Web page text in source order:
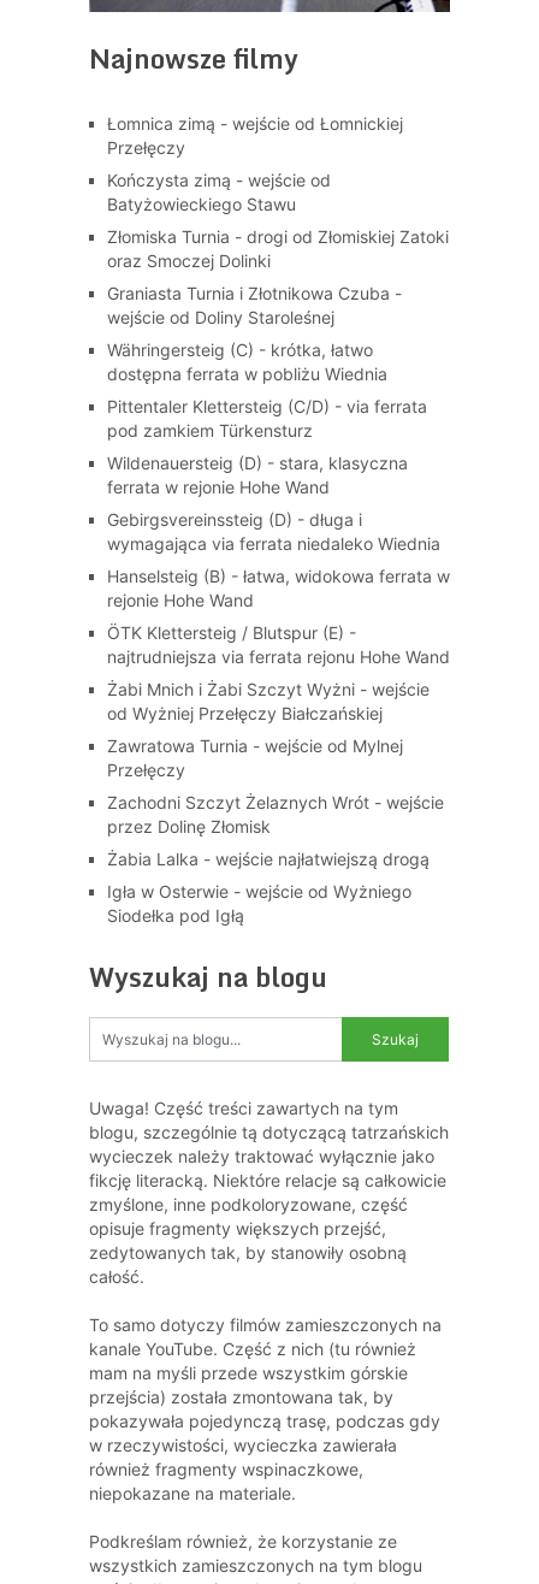
Najnowsze filmy
Łomnica zimą - wejście od Łomnickiej
Przełęczy
Kończysta zimą - wejście od
Batyżowieckiego Stawu
Złomiska Turnia - drogi od Złomiskiej Zatoki
oraz Smoczej Dolinki
Graniasta Turnia i Złotnikowa Czuba -
wejście od Doliny Staroleśnej
Währingersteig (C) - krótka, łatwo
dostępna ferrata w pobliżu Wiednia
Pittentaler Klettersteig (C/D) - via ferrata
pod zamkiem Türkensturz
Wildenauersteig (D) - stara, klasyczna
ferrata w rejonie Hohe Wand
Gebirgsvereinssteig (D) - długa i
wymagająca via ferrata niedaleko Wiednia
Hanselsteig (B) - łatwa, widokowa ferrata w
rejonie Hohe Wand
ÖTK Klettersteig / Blutspur (E) -
najtrudniejsza via ferrata rejonu Hohe Wand
Żabi Mnich i Żabi Szczyt Wyżni - wejście
od Wyżniej Przełęczy Białczańskiej
Zawratowa Turnia - wejście od Mylnej
Przełęczy
Zachodni Szczyt Żelaznych Wrót - wejście
przez Dolinę Złomisk
Żabia Lalka - wejście najłatwiejszą drogą
Igła w Osterwie - wejście od Wyżniego
Siodełka pod Igłą
Wyszukaj na blogu
Uwaga! Część treści zawartych na tym
blogu, szczególnie tą dotyczącą tatrzańskich
wycieczek należy traktować wyłącznie jako
fikcję literacką. Niektóre relacje są całkowicie
zmyślone, inne podkoloryzowane, część
opisuje fragmenty większych przejść,
zedytowanych tak, by stanowiły osobną
całość.
To samo dotyczy filmów zamieszczonych na
kanale YouTube. Część z nich (tu również
mam na myśli przede wszystkim górskie
przejścia) została zmontowana tak, by
pokazywała pojedynczą trasę, podczas gdy
w rzeczywistości, wycieczka zawierała
również fragmenty wspinaczkowe,
niepokazane na materiale.
Podkreślam również, że korzystanie ze
wszystkich zamieszczonych na tym blogu